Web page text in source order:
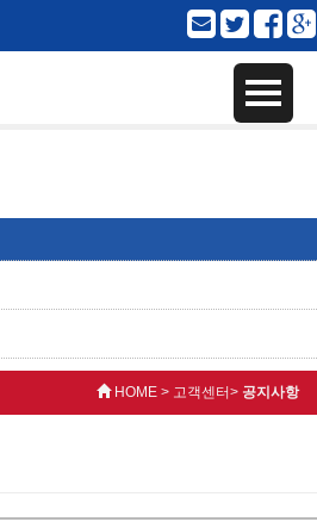
HOME > 고객센터> 공지사항